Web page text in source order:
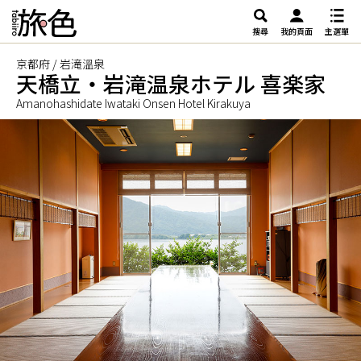
搜尋 我的頁面 主選單
京都府 / 岩滝溫泉
天橋立・岩滝温泉ホテル 喜楽家
Amanohashidate Iwataki Onsen Hotel Kirakuya